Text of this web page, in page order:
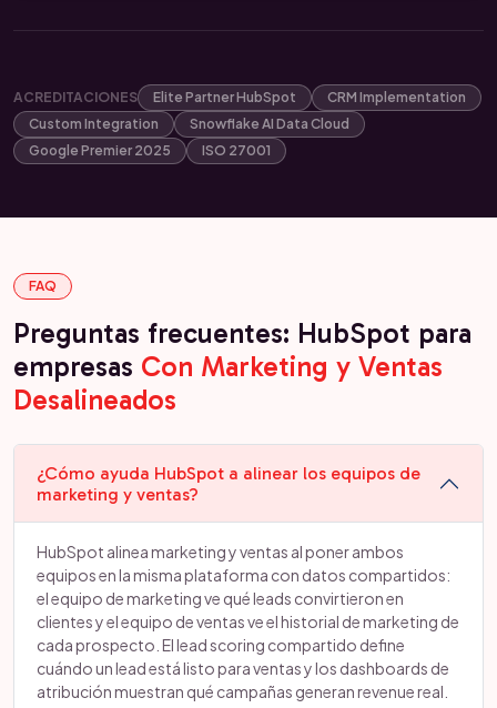
ACREDITACIONES Elite Partner HubSpot
CRM Implementation
Custom Integration
Snowflake AI Data Cloud
Google Premier 2025
ISO 27001
FAQ
Preguntas frecuentes: HubSpot para
empresas Con Marketing y Ventas
Desalineados
¿Cómo ayuda HubSpot a alinear los equipos de
marketing y ventas?
HubSpot alinea marketing y ventas al poner ambos
equipos en la misma plataforma con datos compartidos:
el equipo de marketing ve qué leads convirtieron en
clientes y el equipo de ventas ve el historial de marketing de
cada prospecto. El lead scoring compartido define
cuándo un lead está listo para ventas y los dashboards de
atribución muestran qué campañas generan revenue real.